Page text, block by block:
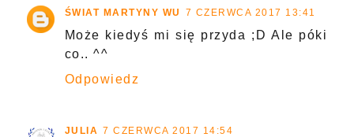
ŚWIAT MARTYNY WU 7 CZERWCA 2017 13:41
Może kiedyś mi się przyda ;D Ale póki
co.. ^^
Odpowiedz
JULIA 7 CZERWCA 2017 14:54